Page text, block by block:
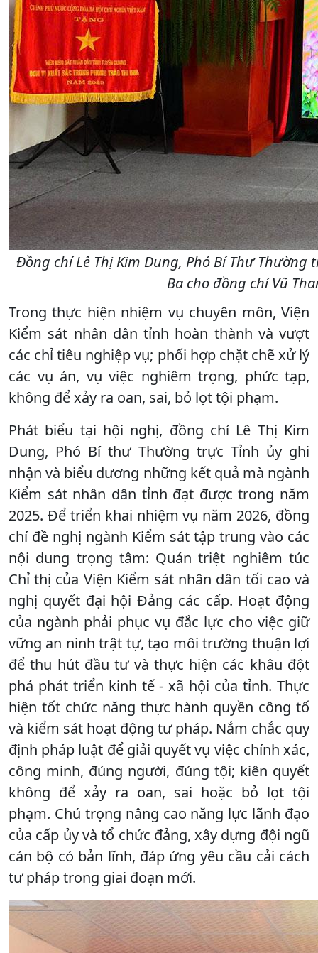
Đồng chí Lê Thị Kim Dung, Phó Bí Thư
Ba cho đồng chí Vũ
Trong thực hiện nhiệm vụ chuyên môn, Viện
Kiểm sát nhân dân tỉnh hoàn thành và vượt
các chỉ tiêu nghiệp vụ; phối hợp chặt chẽ xử lý
các vụ án, vụ việc nghiêm trọng, phức tạp,
không để xảy ra oan, sai, bỏ lọt tội phạm.
Phát biểu tại hội nghị, đồng chí Lê Thị Kim
Dung, Phó Bí thư Thường trực Tỉnh ủy ghi
nhận và biểu dương những kết quả mà ngành
Kiểm sát nhân dân tỉnh đạt được trong năm
2025. Để triển khai nhiệm vụ năm 2026, đồng
chí đề nghị ngành Kiểm sát tập trung vào các
nội dung trọng tâm: Quán triệt nghiêm túc
Chỉ thị của Viện Kiểm sát nhân dân tối cao và
nghị quyết đại hội Đảng các cấp. Hoạt động
của ngành phải phục vụ đắc lực cho việc giữ
vững an ninh trật tự, tạo môi trường thuận lợi
để thu hút đầu tư và thực hiện các khâu đột
phá phát triển kinh tế - xã hội của tỉnh. Thực
hiện tốt chức năng thực hành quyền công tố
và kiểm sát hoạt động tư pháp. Nắm chắc quy
định pháp luật để giải quyết vụ việc chính xác,
công minh, đúng người, đúng tội; kiên quyết
không để xảy ra oan, sai hoặc bỏ lọt tội
phạm. Chú trọng nâng cao năng lực lãnh đạo
của cấp ủy và tổ chức đảng, xây dựng đội ngũ
cán bộ có bản lĩnh, đáp ứng yêu cầu cải cách
tư pháp trong giai đoạn mới.